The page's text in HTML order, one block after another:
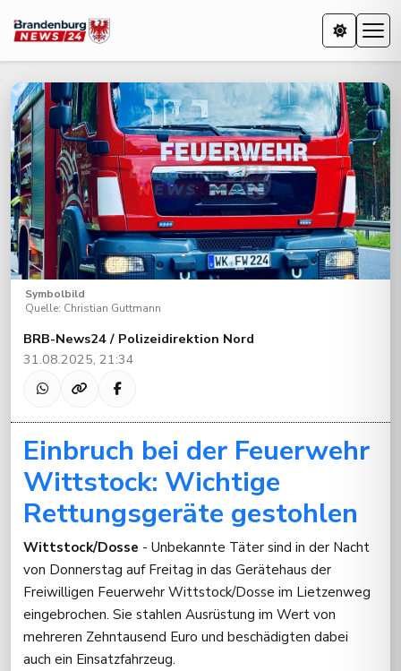
Symbolbild
Quelle: Christian Guttmann
BRB-News24 / Polizeidirektion Nord
31.08.2025, 21:34
Einbruch bei der Feuerwehr
Wittstock: Wichtige
Rettungsgeräte gestohlen
Wittstock/Dosse - Unbekannte Täter sind in der Nacht
von Donnerstag auf Freitag in das Gerätehaus der
Freiwilligen Feuerwehr Wittstock/Dosse im Lietzenweg
eingebrochen. Sie stahlen Ausrüstung im Wert von
mehreren Zehntausend Euro und beschädigten dabei
auch ein Einsatzfahrzeug.